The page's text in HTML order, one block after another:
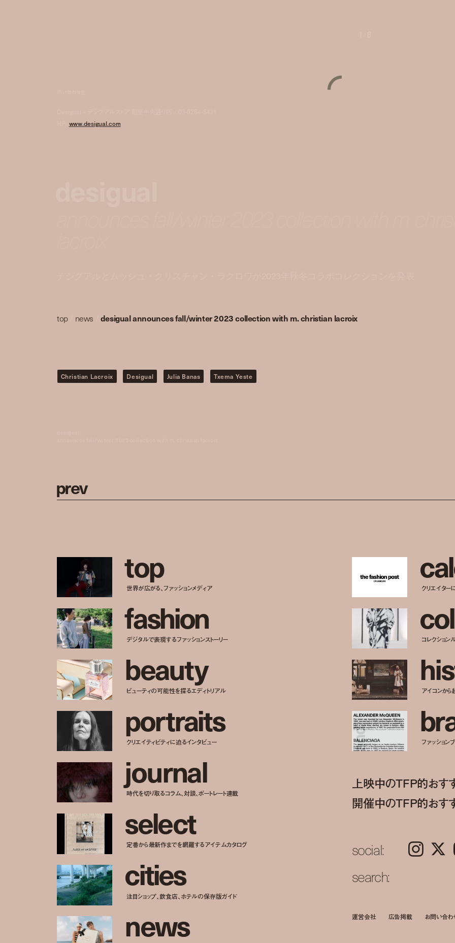
www.desigual.com
top/ news desigual announces fall/winter 2023 collection with m. christian lacroix
Christian Lacroix Desigual Julia Banas Txema Yeste
prev
top
世界が広がる、ファッションメディア
fashion
デジタルで表現するファッションストーリー
beauty
ビューティの可能性を探るエディトリアル
portraits
クリエイティビティに迫るインタビュー
journal
時代を切り取るコラム、対談、ポートレート連載
select
定番から最新作までを網羅するアイテムカタログ
cities
注目ショップ、飲食店、ホテルの保存版ガイド
news
cal
クリエイター
col
コレクション
his
アイコンから
br
ファッション
上映中のTFP的おす
開催中のTFP的おす
social: Instagram 𝕏
search:
運営会社 広告掲載 お問い合わ